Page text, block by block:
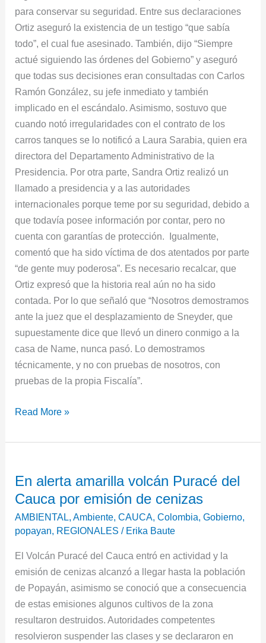
para conservar su seguridad. Entre sus declaraciones
Ortiz aseguró la existencia de un testigo “que sabía
todo”, el cual fue asesinado. También, dijo “Siempre
actué siguiendo las órdenes del Gobierno” y aseguró
que todas sus decisiones eran consultadas con Carlos
Ramón González, su jefe inmediato y también
implicado en el escándalo. Asimismo, sostuvo que
cuando notó irregularidades con el contrato de los
carros tanques se lo notificó a Laura Sarabia, quien era
directora del Departamento Administrativo de la
Presidencia. Por otra parte, Sandra Ortiz realizó un
llamado a presidencia y a las autoridades
internacionales porque teme por su seguridad, debido a
que todavía posee información por contar, pero no
cuenta con garantías de protección. Igualmente,
comentó que ha sido víctima de dos atentados por parte
“de gente muy poderosa”. Es necesario recalcar, que
Ortiz expresó que la historia real aún no ha sido
contada. Por lo que señaló que “Nosotros demostramos
ante la juez que el desplazamiento de Sneyder, que
supuestamente dice que llevó un dinero conmigo a la
casa de Name, nunca pasó. Lo demostramos
técnicamente, y no con pruebas de nosotros, con
pruebas de la propia Fiscalía”.
Read More »
En alerta amarilla volcán Puracé del
Cauca por emisión de cenizas
AMBIENTAL,Ambiente,CAUCA,Colombia,Gobierno,
popayan, REGIONALES / Erika Baute
El Volcán Puracé del Cauca entró en actividad y la
emisión de cenizas alcanzó a llegar hasta la población
de Popayán, asimismo se conoció que a consecuencia
de estas emisiones algunos cultivos de la zona
resultaron destruidos. Autoridades competentes
resolvieron suspender las clases y se declararon en
alerta
amarilla
volcán
Puracé
Cauca
por
emisión
de
cenizas